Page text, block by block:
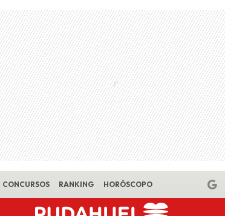
CONCURSOS RANKING HORÓSCOPO